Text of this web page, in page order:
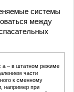
системы
между
а – в штатном режиме
части
к сменному
например при